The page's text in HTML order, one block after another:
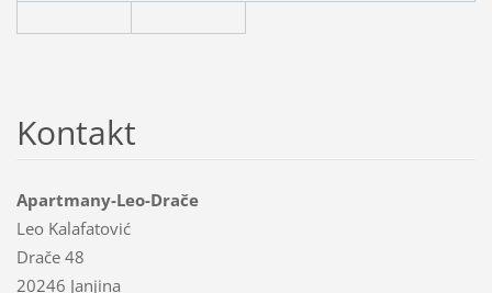
Kontakt
Apartmany-Leo-Drače
Leo Kalafatović
Drače 48
20246 Janjina